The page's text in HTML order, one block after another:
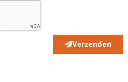
Verzenden